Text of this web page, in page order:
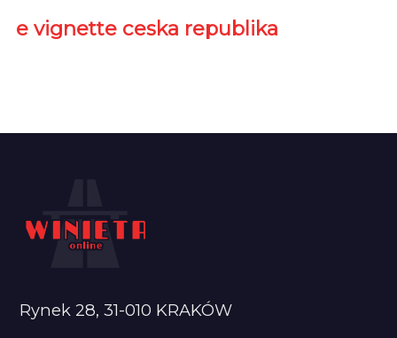
e vignette ceska republika
Rynek 28, 31-010 KRAKÓW